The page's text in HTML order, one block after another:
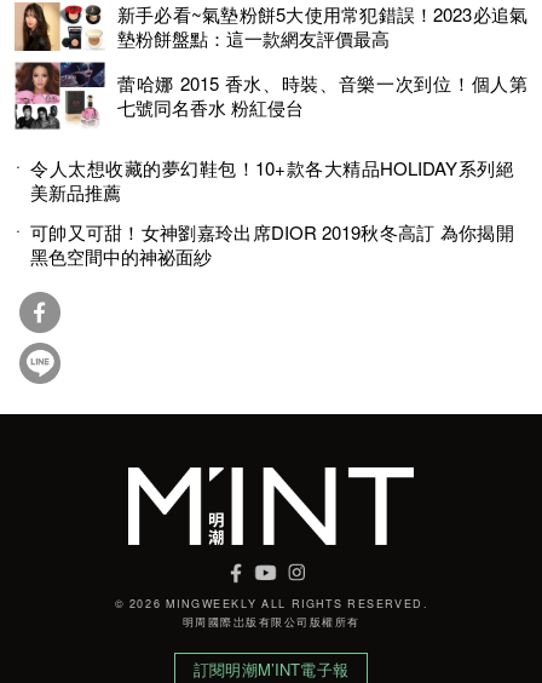
新手必看~氣墊粉餅5大使用常犯錯誤！2023必追氣
墊粉餅盤點：這一款網友評價最高
蕾哈娜 2015 香水、時裝、音樂一次到位！個人第
七號同名香水 粉紅侵台
令人太想收藏的夢幻鞋包！10+款各大精品HOLIDAY系列絕
美新品推薦
可帥又可甜！女神劉嘉玲出席DIOR 2019秋冬高訂 為你揭開
黑色空間中的神祕面紗
© 2026 MINGWEEKLY ALL RIGHTS RESERVED.
明周國際岀版有限公司版權所有
訂閱明潮M’INT電子報